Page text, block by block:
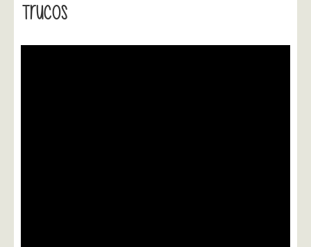
Trucos